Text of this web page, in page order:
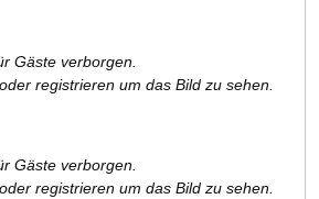
Gäste verborgen.
registrieren um das Bild zu sehen.
Gäste verborgen.
registrieren um das Bild zu sehen.